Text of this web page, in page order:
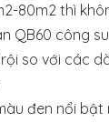
80m2 thì
QB60 công
so với các
đen nổi bật